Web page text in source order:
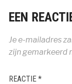
EEN
Je e-mailadres
zijn gemarkeerd
REACTIE *